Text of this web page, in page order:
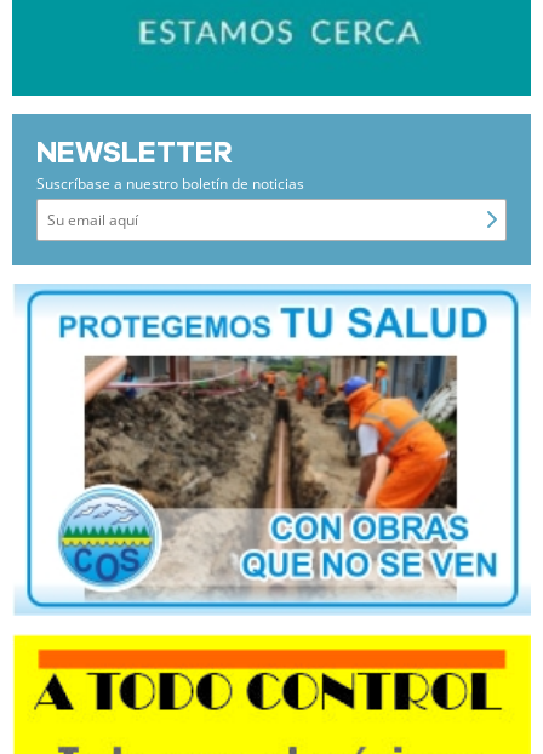
NEWSLETTER
Suscríbase a nuestro boletín de noticias